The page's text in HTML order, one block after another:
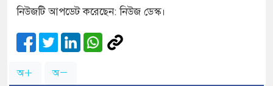
নিউজটি আপডেট করেছেন: নিউজ ডেস্ক।
অ অ